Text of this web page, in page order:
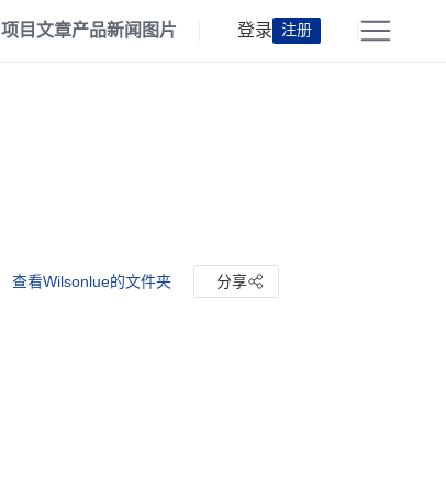
项目文章产品新闻 图片 登录 注册
查看Wilsonlue的文件夹 分享